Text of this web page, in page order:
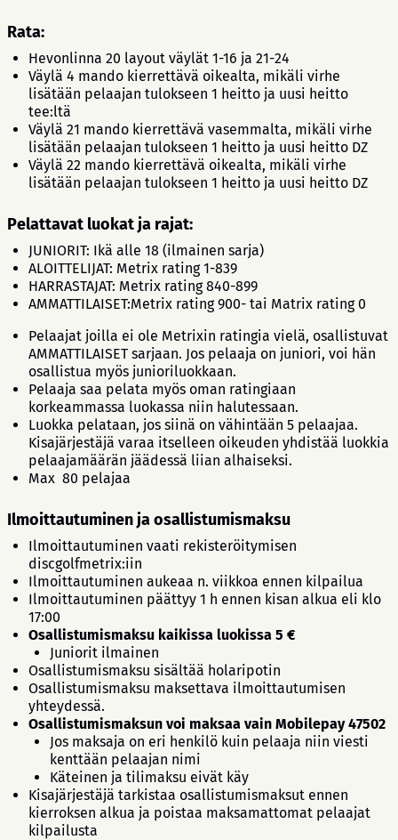
Rata:
Hevonlinna 20 layout väylät 1-16 ja 21-24
Väylä 4 mando kierrettävä oikealta, mikäli virhe
lisätään pelaajan tulokseen 1 heitto ja uusi heitto
tee:ltä
Väylä 21 mando kierrettävä vasemmalta, mikäli virhe
lisätään pelaajan tulokseen 1 heitto ja uusi heitto DZ
Väylä 22 mando kierrettävä oikealta, mikäli virhe
lisätään pelaajan tulokseen 1 heitto ja uusi heitto DZ
Pelattavat luokat ja rajat:
JUNIORIT: Ikä alle 18 (ilmainen sarja)
ALOITTELIJAT: Metrix rating 1-839
HARRASTAJAT: Metrix rating 840-899
AMMATTILAISET:Metrix rating 900- tai Matrix rating 0
Pelaajat joilla ei ole Metrixin ratingia vielä, osallistuvat
AMMATTILAISET sarjaan. Jos pelaaja on juniori, voi hän
osallistua myös junioriluokkaan.
Pelaaja saa pelata myös oman ratingiaan
korkeammassa luokassa niin halutessaan.
Luokka pelataan, jos siinä on vähintään 5 pelaajaa.
Kisajärjestäjä varaa itselleen oikeuden yhdistää luokkia
pelaajamäärän jäädessä liian alhaiseksi.
Max 80 pelajaa
Ilmoittautuminen ja osallistumismaksu
Ilmoittautuminen vaati rekisteröitymisen
discgolfmetrix:iin
Ilmoittautuminen aukeaa n. viikkoa ennen kilpailua
Ilmoittautuminen päättyy 1 h ennen kisan alkua eli klo
17:00
Osallistumismaksu kaikissa luokissa 5 €
Juniorit ilmainen
Osallistumismaksu sisältää holaripotin
Osallistumismaksu maksettava ilmoittautumisen
yhteydessä.
Osallistumismaksun voi maksaa vain Mobilepay 47502
Jos maksaja on eri henkilö kuin pelaaja niin viesti
kenttään pelaajan nimi
Käteinen ja tilimaksu eivät käy
Kisajärjestäjä tarkistaa osallistumismaksut ennen
kierroksen alkua ja poistaa maksamattomat pelaajat
kilpailusta